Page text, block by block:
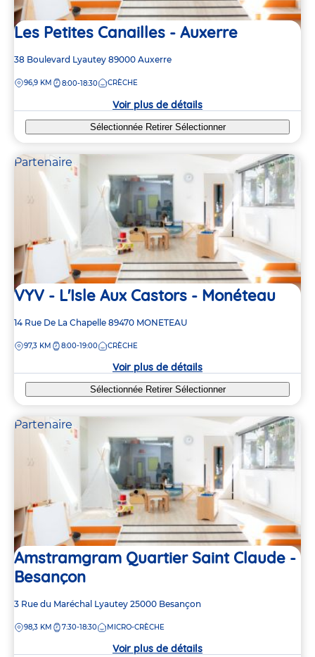
Les Petites Canailles - Auxerre
Adresse
la
38 Boulevard Lyautey 89000 Auxerre
DISTANCE
96,9 KM 8:00-18:30 CRÈCHE
Voir plus de détails
Sélectionnée Retirer Sélectionner
Partenaire
VYV - L'Isle Aux Castors - Monéteau
Adresse
la
14 Rue De La Chapelle 89470 MONETEAU
DISTANCE
97,3 KM 8:00-19:00 CRÈCHE
Voir plus de détails
Sélectionnée Retirer Sélectionner
Partenaire
Amstramgram Quartier Saint Claude -
Besançon
Adresse
la
3 Rue du Maréchal Lyautey 25000 Besançon
DISTANCE
98,3 KM 7:30-18:30 MICRO-CRÈCHE
Voir plus de détails